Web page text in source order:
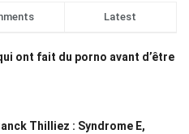
Latest
ont fait du porno avant d’être
Thilliez : Syndrome E,